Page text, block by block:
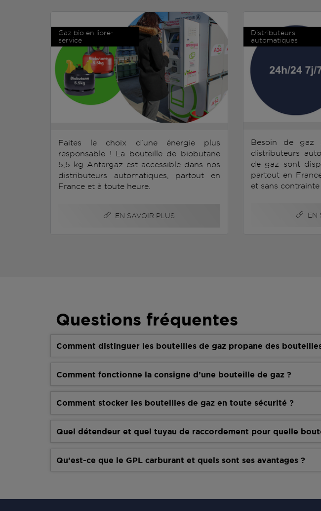
Gaz bio en libre-
service
Faites le choix d'une énergie plus
responsable ! La bouteille de biobutane
5,5 kg Antargaz est accessible dans nos
distributeurs automatiques, partout en
France et à toute heure.
EN SAVOIR PLUS
Distributeurs
automatiques
Besoin de gaz
distributeurs
de gaz sont
partout en
et sans contrainte
EN
Questions fréquentes
Comment distinguer les bouteilles de gaz propane des
Comment fonctionne la consigne d’une bouteille de gaz ?
Comment stocker les bouteilles de gaz en toute sécurité ?
Quel détendeur et quel tuyau de raccordement pour quelle
Qu’est-ce que le GPL carburant et quels sont ses avantages ?